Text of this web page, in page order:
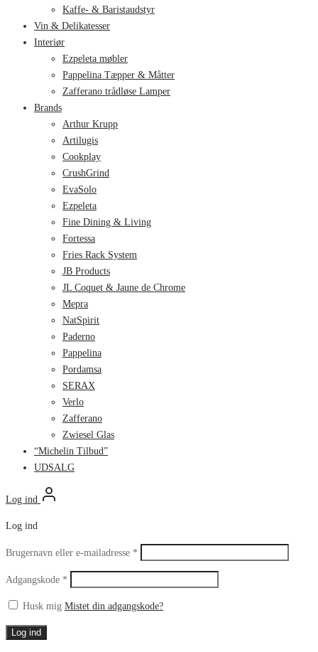
Kaffe- & Baristaudstyr
Vin & Delikatesser
Interiør
Ezpeleta møbler
Pappelina Tæpper & Måtter
Zafferano trådløse Lamper
Brands
Arthur Krupp
Artilugis
Cookplay
CrushGrind
EvaSolo
Ezpeleta
Fine Dining & Living
Fortessa
Fries Rack System
JB Products
JL Coquet & Jaune de Chrome
Mepra
NatSpirit
Paderno
Pappelina
Pordamsa
SERAX
Verlo
Zafferano
Zwiesel Glas
“Michelin Tilbud”
UDSALG
Log ind
Log ind
Brugernavn eller e-mailadresse *
Adgangskode *
Husk mig Mistet din adgangskode?
Log ind